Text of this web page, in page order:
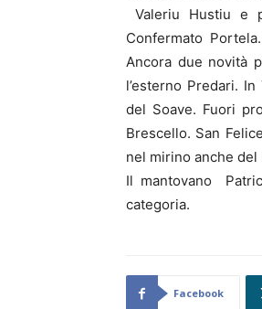
Valeriu Hustiu e
Confermato Portela.
Ancora due novità
l’esterno Predari.
del Soave. Fuori
Brescello. San
nel mirino anche
Il mantovano
categoria.
Facebook